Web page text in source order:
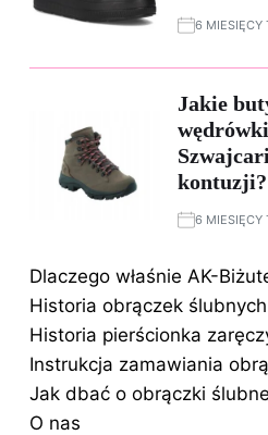
6 MIESIĘCY
Jakie
kontuzji?
6 MIESIĘCY
Dlaczego właśnie AK-
Historia obrączek ślubnych
Historia pierścionka
Instrukcja zamawiania
Jak dbać o obrączki
O nas